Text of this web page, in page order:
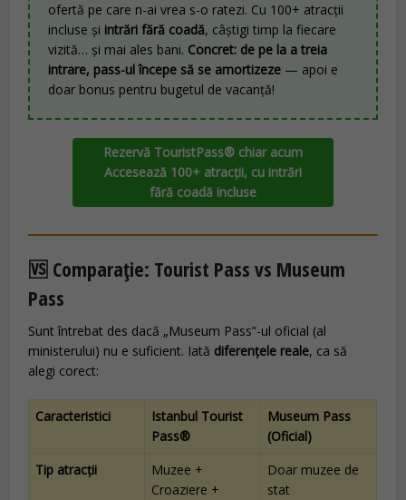
ofertă pe care n-ai vrea s-o ratezi. Cu 100+ atracții
incluse și intrări fără coadă, câștigi timp la fiecare
vizită… și mai ales bani. Concret: de pe la a treia
intrare, pass-ul începe să se amortizeze — apoi e
doar bonus pentru bugetul de vacanță!
Rezervă TouristPass® chiar acum
Accesează 100+ atracții, cu intrări
fără coadă incluse
🆚 Comparație: Tourist Pass vs Museum
Pass
Sunt întrebat des dacă „Museum Pass”-ul oficial (al
ministerului) nu e suficient. Iată diferențele reale, ca să
alegi corect:
Caracteristici
Istanbul Tourist
Pass®
Museum Pass
(Oficial)
Tip atracții
Muzee +
Croaziere +
Doar muzee de
stat